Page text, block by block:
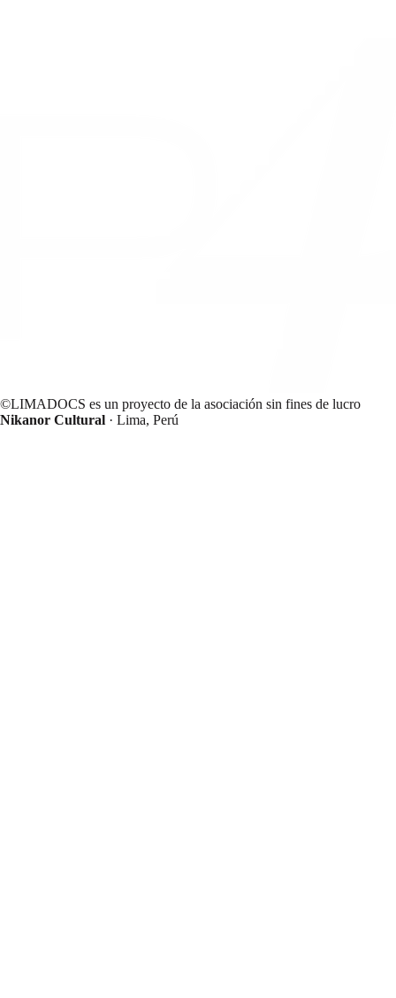
©LIMADOCS es un proyecto de la asociación sin fines de lucro
Nikanor Cultural · Lima, Perú